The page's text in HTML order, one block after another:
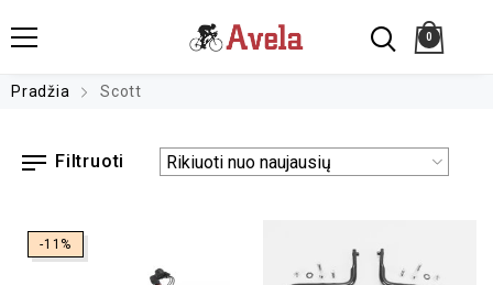
0
Pradžia Scott
Filtruoti
-11%